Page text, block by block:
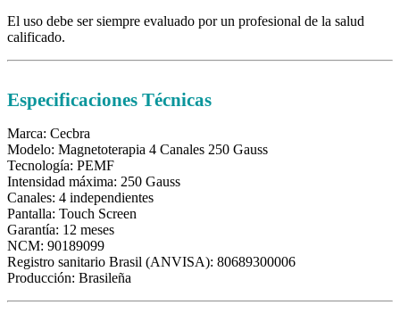
El uso debe ser siempre evaluado por un profesional de la salud
calificado.
Especificaciones Técnicas
Marca: Cecbra
Modelo: Magnetoterapia 4 Canales 250 Gauss
Tecnología: PEMF
Intensidad máxima: 250 Gauss
Canales: 4 independientes
Pantalla: Touch Screen
Garantía: 12 meses
NCM: 90189099
Registro sanitario Brasil (ANVISA): 80689300006
Producción: Brasileña